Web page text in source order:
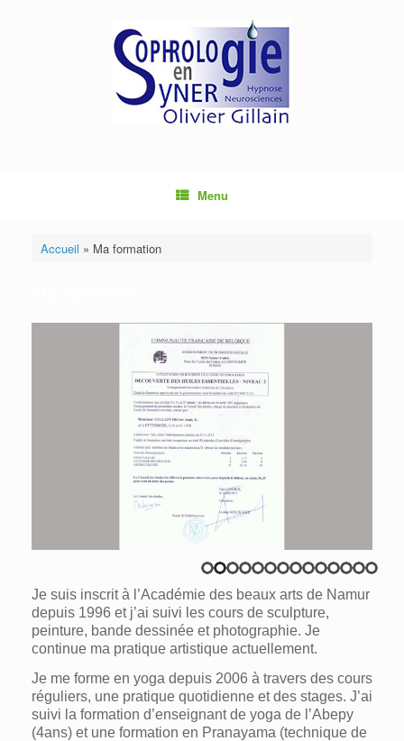
Menu
Accueil » Ma formation
Je suis inscrit à l’Académie des beaux arts de Namur
depuis 1996 et j’ai suivi les cours de sculpture,
peinture, bande dessinée et photographie. Je
continue ma pratique artistique actuellement.
Je me forme en yoga depuis 2006 à travers des cours
réguliers, une pratique quotidienne et des stages. J’ai
suivi la formation d’enseignant de yoga de l’Abepy
(4ans) et une formation en Pranayama (technique de